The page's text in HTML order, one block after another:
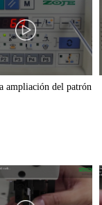
patrón C
parada de emergencia
ampliación del patrón